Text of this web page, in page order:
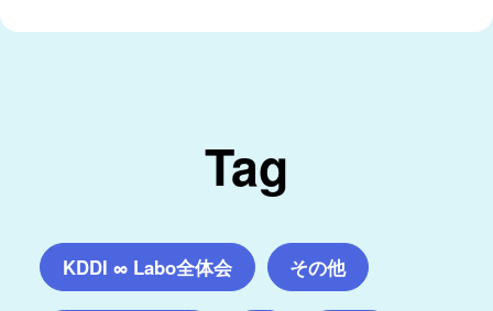
Tag
KDDI ∞ Labo全体会 その他